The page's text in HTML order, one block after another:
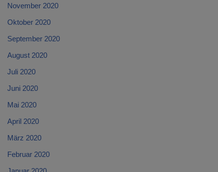
November 2020
Oktober 2020
September 2020
August 2020
Juli 2020
Juni 2020
Mai 2020
April 2020
März 2020
Februar 2020